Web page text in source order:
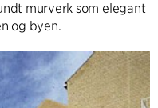
murverk som elegant
og byen.